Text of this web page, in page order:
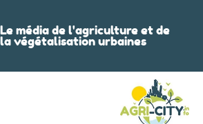
Le média de l'agriculture et de
la végétalisation urbaines